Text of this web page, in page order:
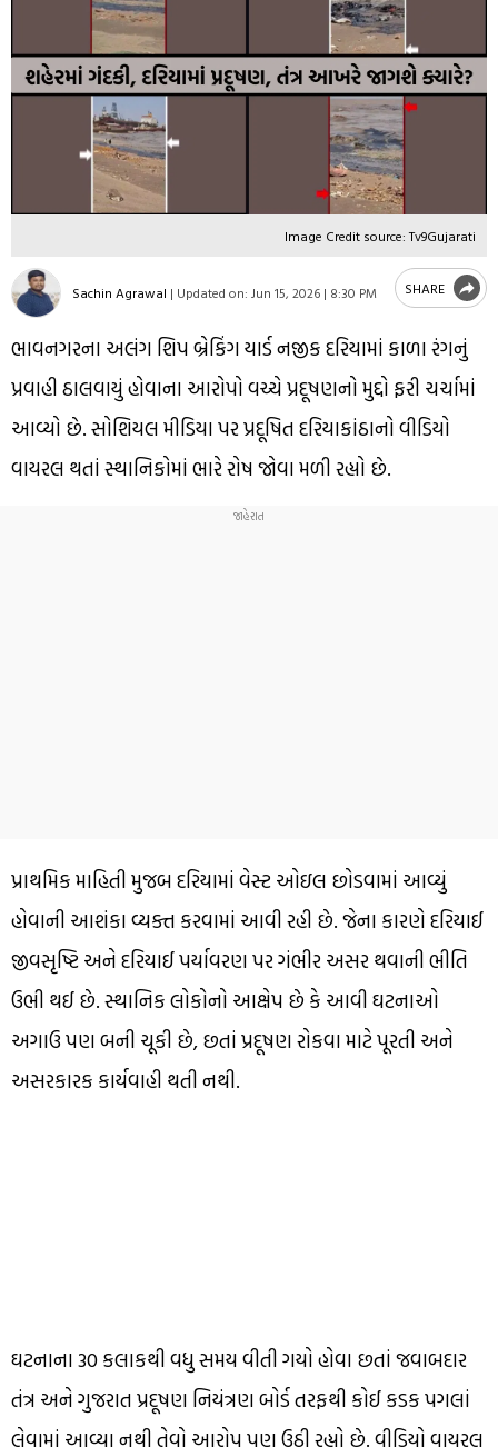
Image Credit source: Tv9Gujarati
Sachin Agrawal | Updated on: Jun 15, 2026 | 8:30 PM SHARE
ભાવનગરના અલંગ શિપ બ્રેકિંગ યાર્ડ નજીક દરિયામાં કાળા રંગનું
પ્રવાહી ઠાલવાયું હોવાના આરોપો વચ્ચે પ્રદૂષણનો મુદ્દો ફરી ચર્ચામાં
આવ્યો છે. સોશિયલ મીડિયા પર પ્રદૂષિત દરિયાકાંઠાનો વીડિયો
વાયરલ થતાં સ્થાનિકોમાં ભારે રોષ જોવા મળી રહ્યો છે.
પ્રાથમિક માહિતી મુજબ દરિયામાં વેસ્ટ ઓઇલ છોડવામાં આવ્યું
હોવાની આશંકા વ્યક્ત કરવામાં આવી રહી છે. જેના કારણે દરિયાઈ
જીવસૃષ્ટિ અને દરિયાઈ પર્યાવરણ પર ગંભીર અસર થવાની ભીતિ
ઉભી થઈ છે. સ્થાનિક લોકોનો આક્ષેપ છે કે આવી ઘટનાઓ
અગાઉ પણ બની ચૂકી છે, છતાં પ્રદૂષણ રોકવા માટે પૂરતી અને
અસરકારક કાર્યવાહી થતી નથી.
ઘટનાના 30 કલાકથી વધુ સમય વીતી ગયો હોવા છતાં જવાબદાર
તંત્ર અને ગુજરાત પ્રદૂષણ નિયંત્રણ બોર્ડ તરફથી કોઈ કડક પગલાં
લેવામાં આવ્યા નથી તેવો આરોપ પણ ઉઠી રહ્યો છે. વીડિયો વાયરલ